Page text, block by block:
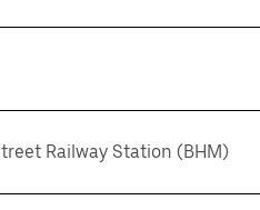
Railway Station (BHM)